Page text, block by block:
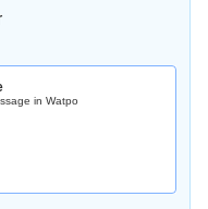
in Watpo